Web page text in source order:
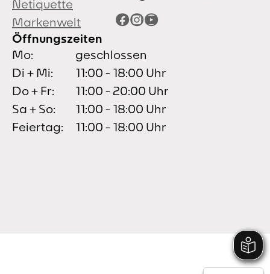
Netiquette
Markenwelt
Facebook
Instagram
YouTube
Öffnungszeiten
Mo:
geschlossen
Di + Mi:
11:00 - 18:00 Uhr
Do + Fr:
11:00 - 20:00 Uhr
Sa + So:
11:00 - 18:00 Uhr
Feiertag:
11:00 - 18:00 Uhr